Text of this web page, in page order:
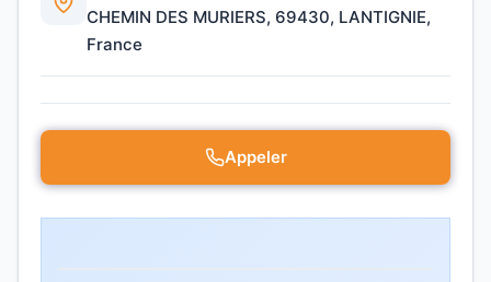
CHEMIN DES MURIERS, 69430, LANTIGNIE,
France
Appeler